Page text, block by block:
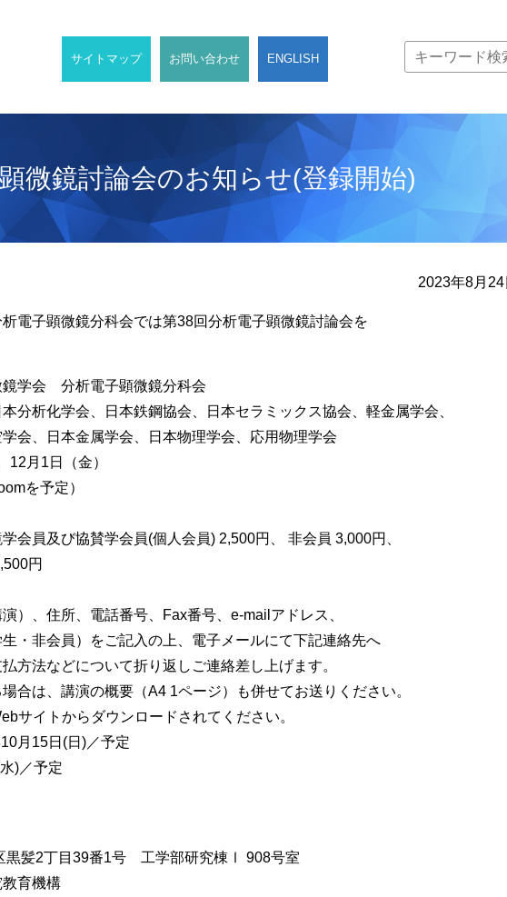
サイトマップ お問い合わせ ENGLISH
微鏡討論会のお知らせ(登録開始)
2023年8月24
電子顕微鏡分科会では第38回分析電子顕微鏡討論会を
学会 分析電子顕微鏡分科会
析化学会、日本鉄鋼協会、日本セラミックス協会、軽金属学会、
属学会、日本物理学会、応用物理学会
月1日（金）
を予定）
会員及び協賛学会員(個人会員) 2,500円、 非会員 3,000円、
）、住所、電話番号、Fax番号、e-mailアドレス、
・非会員）をご記入の上、電子メールにて下記連絡先へ
方法などについて折り返しご連絡差し上げます。
合は、講演の概要（A4 1ページ）も併せてお送りください。
サイトからダウンロードされてください。
月15日(日)／予定
)／予定
黒髪2丁目39番1号 工学部研究棟Ⅰ 908号室
育機構